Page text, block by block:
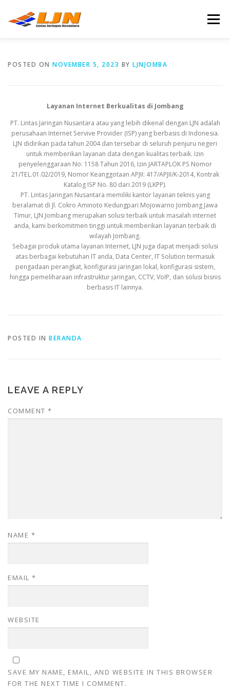
content
Menu
POSTED ON NOVEMBER 5, 2023 BY LJNJOMBA
Layanan Internet Berkualitas di Jombang
PT. Lintas Jaringan Nusantara atau yang lebih dikenal dengan LJN adalah
perusahaan Internet Servive Provider (ISP) yang berbasis di Indonesia.
LJN didirikan pada tahun 2004 dan tersebar di seluruh penjuru negeri
untuk memberikan layanan data dengan kualitas terbaik. Izin
penyelenggaraan No: 1158 Tahun 2016, Izin JARTAPLOK PS Nomor
21/TEL.01.02/2019, Nomor Keanggotaan APJII: 417/APJII/K-2014, Kontrak
Katalog ISP No. 80 dari 2019 (LKPP).
PT. Lintas Jaringan Nusantara memiliki kantor layanan teknis yang
beralamat di Jl. Cokro Aminoto Kedungpari Mojowarno Jombang Jawa
Timur, LJN Jombang merupakan solusi terbaik untuk masalah internet
anda, kami berkomitmen tinggi untuk memberikan layanan terbaik di
wilayah Jombang.
Sebagai produk utama layanan Internet, LJN juga dapat menjadi solusi
atas berbagai kebutuhan IT anda, Data Center, IT Solution termasuk
pengadaan perangkat, konfigurasi jaringan lokal, konfigurasi sistem,
hingga pemeliharaan infrastruktur jaringan, CCTV, VoIP, dan solusi bisnis
berbasis IT lainnya.
POSTED IN BERANDA
LEAVE A REPLY
COMMENT *
NAME *
EMAIL *
WEBSITE
SAVE MY NAME, EMAIL, AND WEBSITE IN THIS BROWSER
FOR THE NEXT TIME I COMMENT.